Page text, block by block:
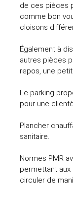
de ces pièces
comme bon
cloisons
Également à
autres pièces
repos, une
Le parking
pour une
Plancher
sanitaire.
Normes PMR
permettant
circuler de